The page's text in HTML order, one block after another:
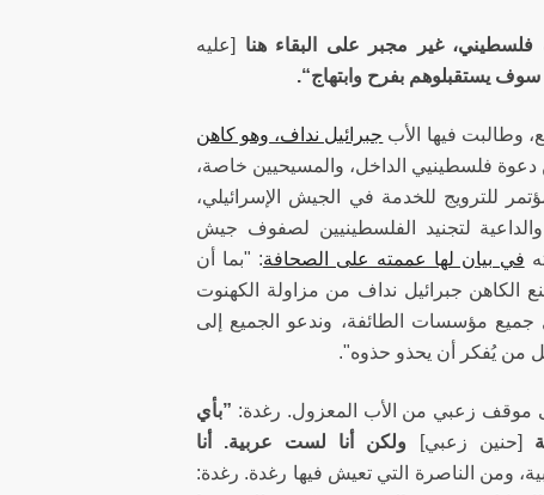
غير مجبر على البقاء هنا
[عليه
يستقبلوهم بفرح وابتهاج“.
وطالبت فيها الأب جبرائيل نداف، وهو كاهن
دعوة فلسطينيي الداخل، والمسيحيين خاصة،
للترويج للخدمة في الجيش الإسرائيلي،
لتجنيد الفلسطينيين لصفوف جيش
في بيان لها عممته على الصحافة: "بما أن
الكاهن جبرائيل نداف من مزاولة الكهنوت
مؤسسات الطائفة، وندعو الجميع إلى
من يُفكر أن يحذو حذوه".
موقف زعبي من الأب المعزول. رغدة: ”بأي
[حنين زعبي]
ولكن أنا لست عربية. أنا
ومن الناصرة التي تعيش فيها رغدة. رغدة: